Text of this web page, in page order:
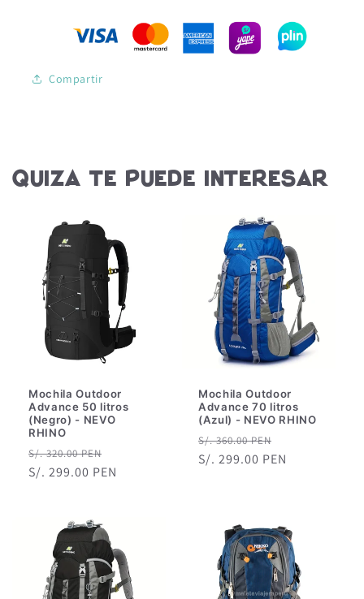
Compartir
Quiza te puede interesar
Mochila Outdoor
Advance 50 litros
(Negro) - NEVO
RHINO
Precio
habitual
S/. 320.00 PEN
de
S/. 299.00 PEN
Mochila Outdoor
Advance 70 litros
(Azul) - NEVO RHINO
Precio
habitual
S/. 360.00 PEN
de
S/. 299.00 PEN